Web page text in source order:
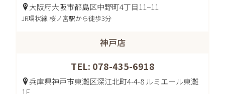
大阪府大阪市都島区中野町4丁目11−11
JR環状線 桜ノ宮駅から徒歩3分
神戸店
TEL: 078-435-6918
兵庫県神戸市東灘区深江北町4-4-8 ルミエール東灘
1F